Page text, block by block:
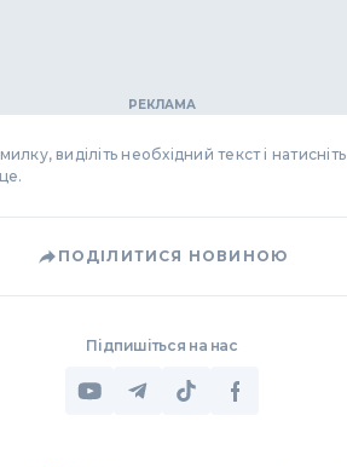
виділіть необхідний текст і натисніть
ПОДІЛИТИСЯ НОВИНОЮ
Підпишіться на нас